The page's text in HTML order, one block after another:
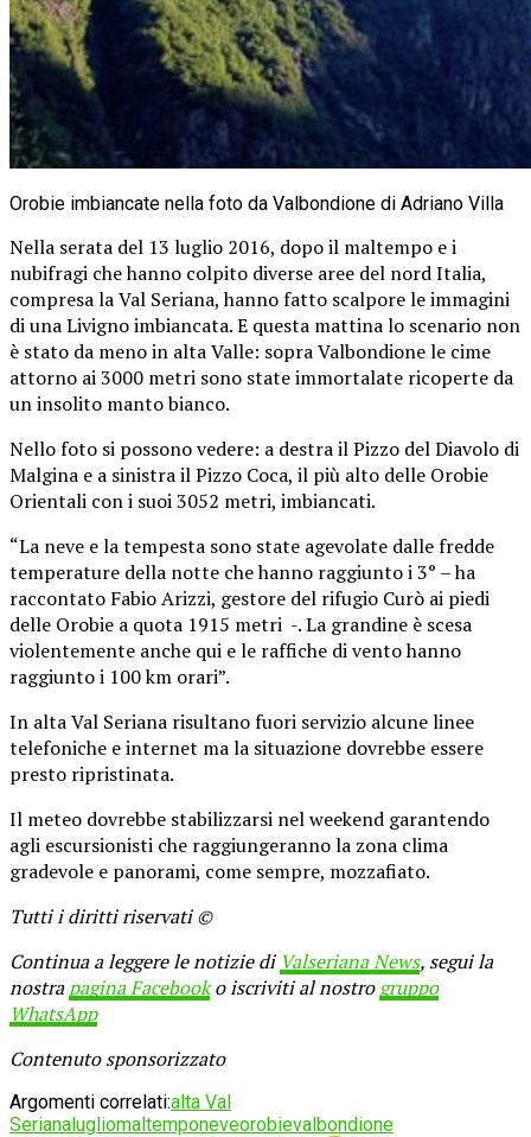
Orobie imbiancate nella foto da Valbondione di Adriano Villa
Nella serata del 13 luglio 2016, dopo il maltempo e i
nubifragi che hanno colpito diverse aree del nord Italia,
compresa la Val Seriana, hanno fatto scalpore le immagini
di una Livigno imbiancata. E questa mattina lo scenario non
è stato da meno in alta Valle: sopra Valbondione le cime
attorno ai 3000 metri sono state immortalate ricoperte da
un insolito manto bianco.
Nello foto si possono vedere: a destra il Pizzo del Diavolo di
Malgina e a sinistra il Pizzo Coca, il più alto delle Orobie
Orientali con i suoi 3052 metri, imbiancati.
“La neve e la tempesta sono state agevolate dalle fredde
temperature della notte che hanno raggiunto i 3° – ha
raccontato Fabio Arizzi, gestore del rifugio Curò ai piedi
delle Orobie a quota 1915 metri -. La grandine è scesa
violentemente anche qui e le raffiche di vento hanno
raggiunto i 100 km orari”.
In alta Val Seriana risultano fuori servizio alcune linee
telefoniche e internet ma la situazione dovrebbe essere
presto ripristinata.
Il meteo dovrebbe stabilizzarsi nel weekend garantendo
agli escursionisti che raggiungeranno la zona clima
gradevole e panorami, come sempre, mozzafiato.
Tutti i diritti riservati ©
Continua a leggere le notizie di Valseriana News, segui la
nostrapagina Facebooko iscriviti al nostrogruppo
WhatsApp
Contenuto sponsorizzato
Argomenti correlati:alta Val
Serianalugliomaltemponeveorobievalbondione